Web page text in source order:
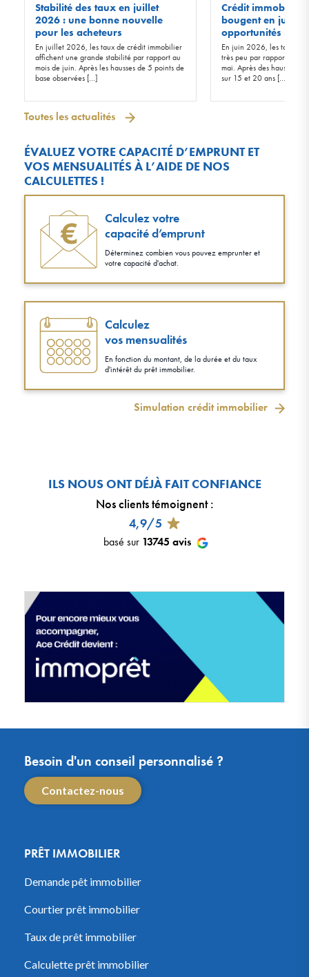
Stabilité des taux en juillet
2026 : une bonne nouvelle
pour les acheteurs
En juillet 2026, les taux de crédit immobilier
affichent une grande stabilité par rapport au
mois de juin. Après les hausses de 5 points de
base observées […]
Crédit immobilier
bougent en juin
opportunités !
En juin 2026, les taux
très peu par rapport à
mai. Après des hausses
sur 15 et 20 ans […]
Toutes les actualités
ÉVALUEZ VOTRE CAPACITÉ D’EMPRUNT ET
VOS MENSUALITÉS À L’AIDE DE NOS
CALCULETTES !
Calculez votre
capacité d’emprunt
Déterminez combien vous pouvez emprunter et
votre capacité d'achat.
Calculez
vos mensualités
En fonction du montant, de la durée et du taux
d'intérêt du prêt immobilier.
Simulation crédit immobilier
ILS NOUS ONT DÉJÀ FAIT CONFIANCE
Nos clients témoignent:
4,9/5
basé sur 13745 avis
Besoin d'un conseil personnalisé ?
Contactez-nous
PRÊT IMMOBILIER
Demande pêt immobilier
Courtier prêt immobilier
Taux de prêt immobilier
Calculette prêt immobilier